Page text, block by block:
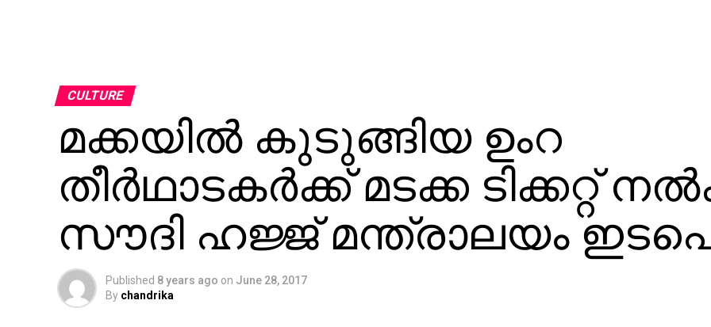
CULTURE
മക്കയില്‍ കുടുങ്ങിയ ഉംറ
തീര്‍ഥാടകര്‍ക്ക് മടക്ക ടിക്കറ്റ്
സൗദി ഹജ്ജ് മന്ത്രാലയം
Published 8 years ago on June 28, 2017
By chandrika